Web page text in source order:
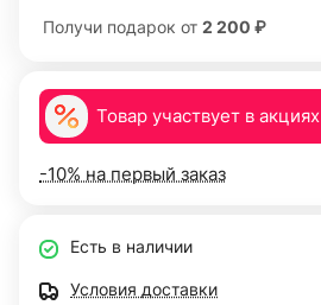
Получи подарок от 2 200 ₽
Товар участвует в акциях
-10% на первый заказ
Есть в наличии
Условия доставки